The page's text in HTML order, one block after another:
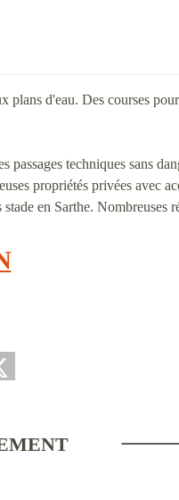
d'eau. Des courses
techniques sans
propriétés privées avec
en Sarthe. Nombreuses